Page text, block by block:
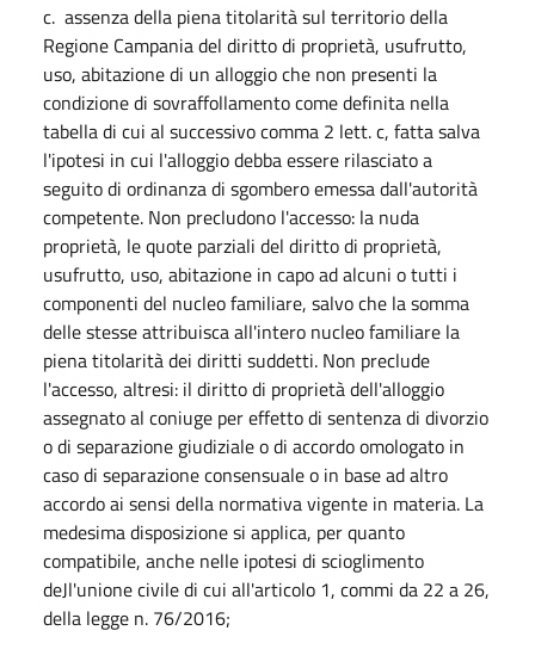
c. assenza della piena titolarità sul territorio della
Regione Campania del diritto di proprietà, usufrutto,
uso, abitazione di un alloggio che non presenti la
condizione di sovraffollamento come definita nella
tabella di cui al successivo comma 2 lett. c, fatta salva
l'ipotesi in cui l'alloggio debba essere rilasciato a
seguito di ordinanza di sgombero emessa dall'autorità
competente. Non precludono l'accesso: la nuda
proprietà, le quote parziali del diritto di proprietà,
usufrutto, uso, abitazione in capo ad alcuni o tutti i
componenti del nucleo familiare, salvo che la somma
delle stesse attribuisca all'intero nucleo familiare la
piena titolarità dei diritti suddetti. Non preclude
l'accesso, altresi: il diritto di proprietà dell'alloggio
assegnato al coniuge per effetto di sentenza di divorzio
o di separazione giudiziale o di accordo omologato in
caso di separazione consensuale o in base ad altro
accordo ai sensi della normativa vigente in materia. La
medesima disposizione si applica, per quanto
compatibile, anche nelle ipotesi di scioglimento
deJl'unione civile di cui all'articolo 1, commi da 22 a 26,
della legge n. 76/2016;